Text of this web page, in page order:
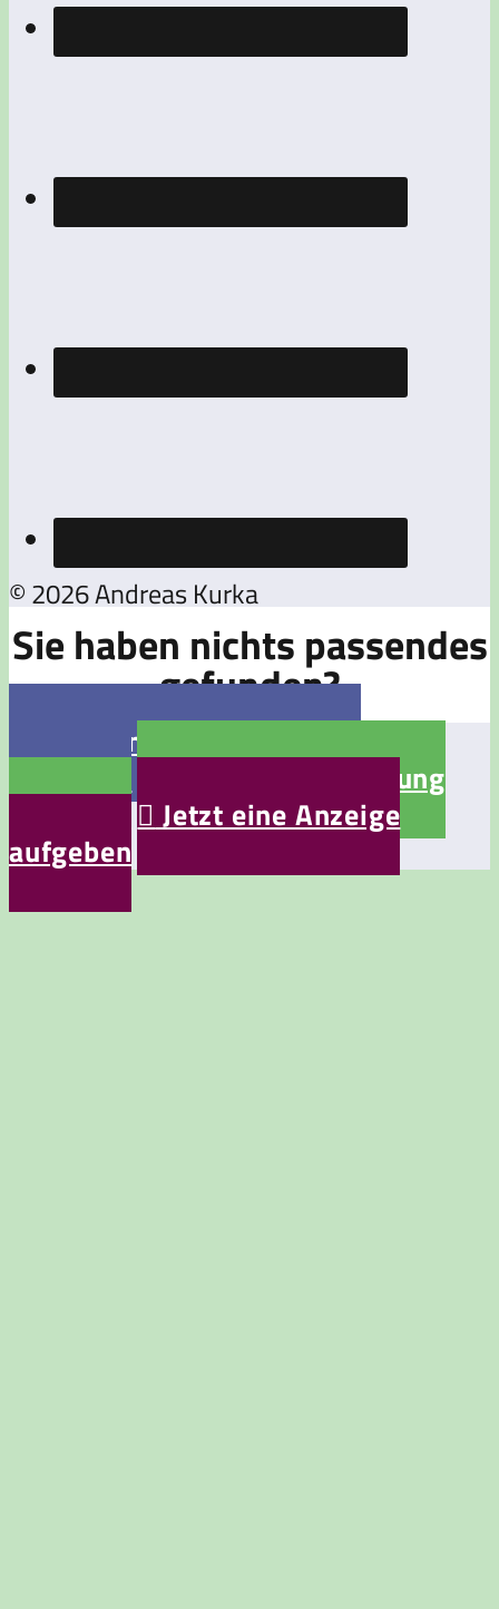
© 2026 Andreas Kurka
Sie haben nichts passendes
gefunden?
Jetzt eine Stellenanzeige
Jetzt eine Bewerbung
aufgeben Jetzt eine Anzeige
aufgeben